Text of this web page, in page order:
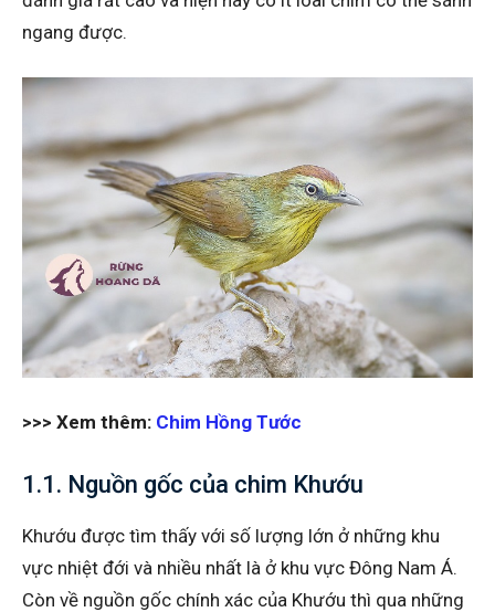
ngang được.
>>> Xem thêm: Chim Hồng Tước
1.1. Nguồn gốc của chim Khướu
Khướu được tìm thấy với số lượng lớn ở những khu
vực nhiệt đới và nhiều nhất là ở khu vực Đông Nam Á.
Còn về nguồn gốc chính xác của Khướu thì qua những